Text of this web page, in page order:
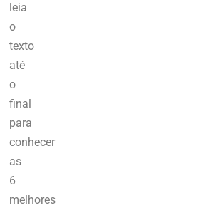
leia
o
texto
até
o
final
para
conhecer
as
6
melhores